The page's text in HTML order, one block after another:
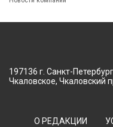
197136 г. Санкт-
Чкаловское, Чкаловский
О РЕДАКЦИИ